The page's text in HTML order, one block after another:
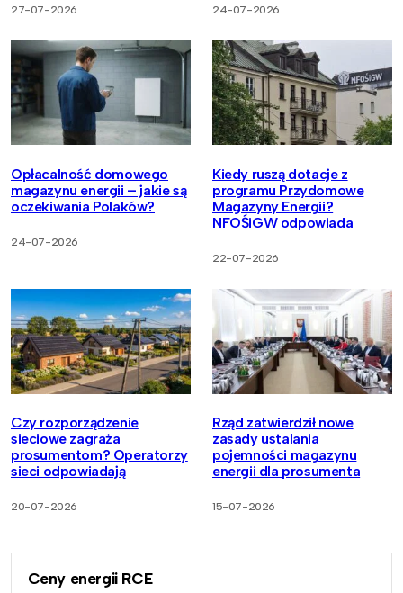
27-07-2026 24-07-2026
Opłacalność domowego
magazynu energii – jakie są
oczekiwania Polaków?
24-07-2026
Kiedy ruszą dotacje z
programu Przydomowe
Magazyny Energii?
NFOŚiGW odpowiada
22-07-2026
Czy rozporządzenie
sieciowe zagraża
prosumentom? Operatorzy
sieci odpowiadają
20-07-2026
Rząd zatwierdził nowe
zasady ustalania
pojemności magazynu
energii dla prosumenta
15-07-2026
Ceny energii RCE